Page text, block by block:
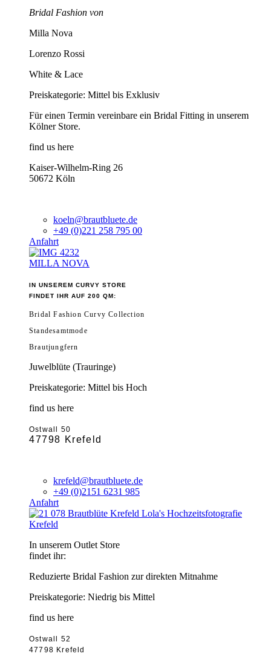
Bridal Fashion von
Milla Nova
Lorenzo Rossi
White & Lace
Preiskategorie: Mittel bis Exklusiv
Für einen Termin vereinbare ein Bridal Fitting in unserem
Kölner Store.
find us here
Kaiser-Wilhelm-Ring 26
50672 Köln
koeln@brautbluete.de
+49 (0)221 258 795 00
Anfahrt
MILLA NOVA
IN UNSEREM CURVY STORE
FINDET IHR AUF 200 QM:
Bridal Fashion Curvy Collection
Standesamtmode
Brautjungfern
Juwelblüte (Trauringe)
Preiskategorie: Mittel bis Hoch
find us here
Ostwall 50
47798 Krefeld
krefeld@brautbluete.de
+49 (0)2151 6231 985
Anfahrt
Krefeld
In unserem Outlet Store
findet ihr:
Reduzierte Bridal Fashion zur direkten Mitnahme
Preiskategorie: Niedrig bis Mittel
find us here
Ostwall 52
47798 Krefeld